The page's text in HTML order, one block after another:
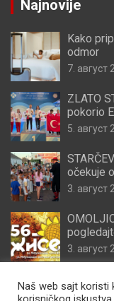
Najnovije
Kako
odmor
7. август
ZLATO
pokorio
5. август
očekuje
3. август
3. август
Naš web sajt koristi